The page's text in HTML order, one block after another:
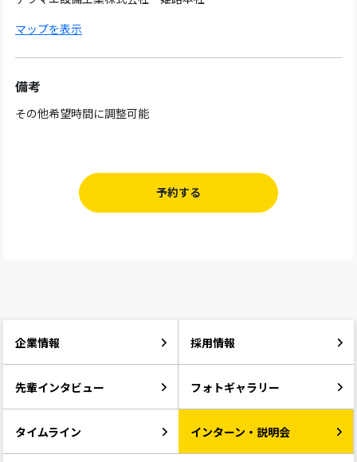
マップを表示
備考
その他希望時間に調整可能
予約する
企業情報 採用情報
先輩インタビュー フォトギャラリー
タイムライン インターン・説明会